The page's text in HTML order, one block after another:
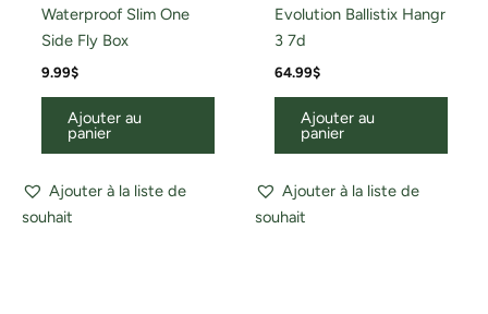
Waterproof Slim One
Side Fly Box
9.99$
Ajouter au
panier
Ajouter à la liste de
souhait
Evolution Ballistix Hangr
3 7d
64.99$
Ajouter au
panier
Ajouter à la liste de
souhait